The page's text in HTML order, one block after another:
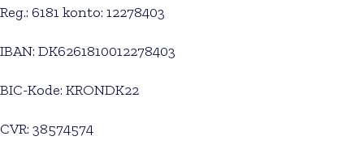
Reg.: 6181 konto: 12278403
IBAN: DK6261810012278403
BIC-Kode: KRONDK22
CVR: 38574574